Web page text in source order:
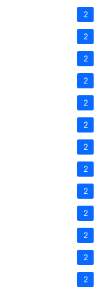
2
2
2
2
2
2
2
2
2
2
2
2
2